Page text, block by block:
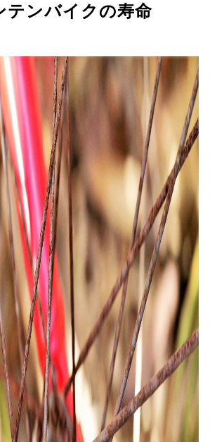
テンバイクの寿命